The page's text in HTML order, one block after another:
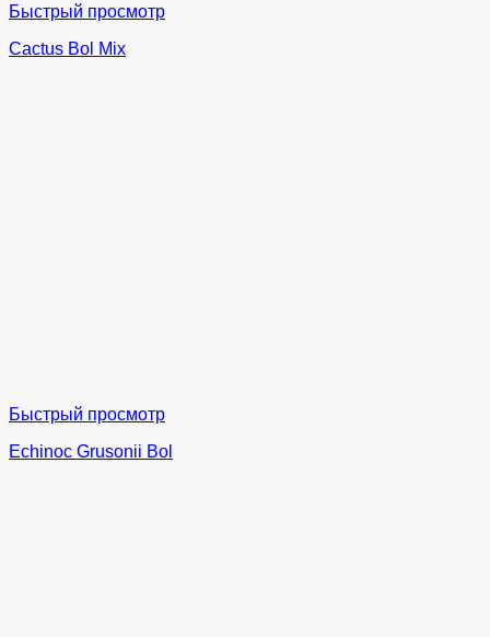
Быстрый просмотр
Cactus Bol Mix
Быстрый просмотр
Echinoc Grusonii Bol